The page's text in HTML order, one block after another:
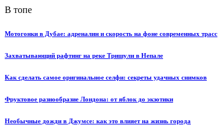
В топе
Мотогонки в Дубае: адреналин и скорость на фоне современных трасс
Захватывающий рафтинг на реке Тришули в Непале
Как сделать самое оригинальное селфи: секреты удачных снимков
Фруктовое разнообразие Лондона: от яблок до экзотики
Необычные дожди в Джумсе: как это влияет на жизнь города